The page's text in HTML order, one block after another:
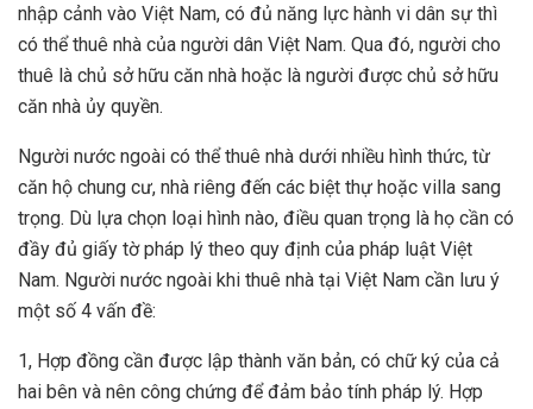
nhập cảnh vào Việt Nam, có đủ năng lực hành vi dân sự thì
có thể thuê nhà của người dân Việt Nam. Qua đó, người cho
thuê là chủ sở hữu căn nhà hoặc là người được chủ sở hữu
căn nhà ủy quyền.
Người nước ngoài có thể thuê nhà dưới nhiều hình thức, từ
căn hộ chung cư, nhà riêng đến các biệt thự hoặc villa sang
trọng. Dù lựa chọn loại hình nào, điều quan trọng là họ cần có
đầy đủ giấy tờ pháp lý theo quy định của pháp luật Việt
Nam. Người nước ngoài khi thuê nhà tại Việt Nam cần lưu ý
một số 4 vấn đề:
1, Hợp đồng cần được lập thành văn bản, có chữ ký của cả
hai bên và nên công chứng để đảm bảo tính pháp lý. Hợp